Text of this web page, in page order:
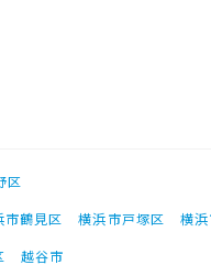
区
市鶴見区 横浜市戸塚区
横
越谷市